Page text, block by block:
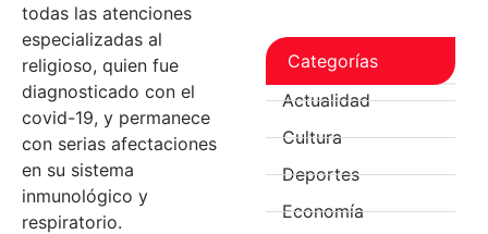
todas las atenciones
especializadas al
religioso, quien fue
diagnosticado con el
covid-19, y permanece
con serias afectaciones
en su sistema
inmunológico y
respiratorio.
Categorías
Actualidad
Cultura
Deportes
Economía